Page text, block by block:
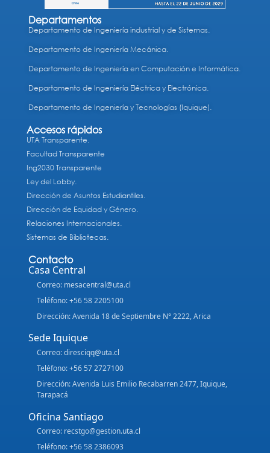
Departamentos
Departamento de Ingeniería industrial y de Sistemas.
Departamento de Ingeniería Mecánica.
Departamento de Ingeniería en Computación e Informática.
Departamento de Ingeniería Eléctrica y Electrónica.
Departamento de Ingeniería y Tecnologías (Iquique).
Accesos rápidos
UTA Transparente.
Facultad Transparente
Ing2030 Transparente
Ley del Lobby.
Dirección de Asuntos Estudiantiles.
Dirección de Equidad y Género.
Relaciones Internacionales.
Sistemas de Bibliotecas.
Contacto
Casa Central
Correo: mesacentral@uta.cl
Teléfono: +56 58 2205100
Dirección: Avenida 18 de Septiembre N° 2222, Arica
Sede Iquique
Correo: diresciqq@uta.cl
Teléfono: +56 57 2727100
Dirección: Avenida Luis Emilio Recabarren 2477, Iquique,
Tarapacá
Oficina Santiago
Correo: recstgo@gestion.uta.cl
Teléfono: +56 58 2386093